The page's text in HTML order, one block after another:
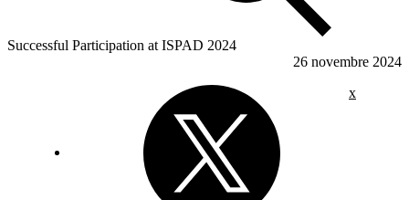
Successful Participation at ISPAD 2024
26 novembre 2024
x